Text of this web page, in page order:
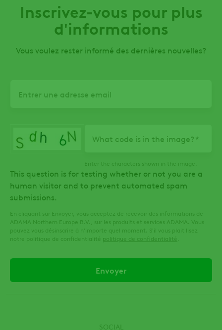
Inscrivez-vous pour plus
d'informations
Vous voulez rester informé des dernières nouvelles?
What code is in the image?
Enter the characters shown in the image.
This question is for testing whether or not you are a
human visitor and to prevent automated spam
submissions.
En cliquant sur Envoyer, vous acceptez de recevoir des informations de
ADAMA Northern Europe B.V., sur les produits et services ADAMA. Vous
pouvez vous désinscrire à n'importe quel moment. S'il vous plait lisez
notre politique de confidentialité politique de confidentialité
SOCIAL